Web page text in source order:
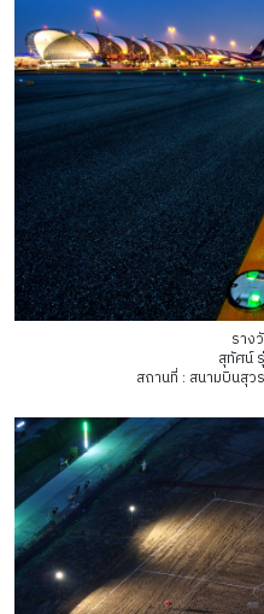
ราง
สุทัศน์
สถานที่ : สนามบินสุ